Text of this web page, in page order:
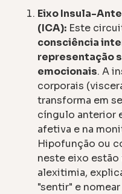
Eixo Insula-
(ICA): Este
consciência
representação
emocionais. A
corporais
transforma em
cíngulo anterior
afetiva e na
Hipofunção ou
neste eixo
alexitimia,
"sentir" e